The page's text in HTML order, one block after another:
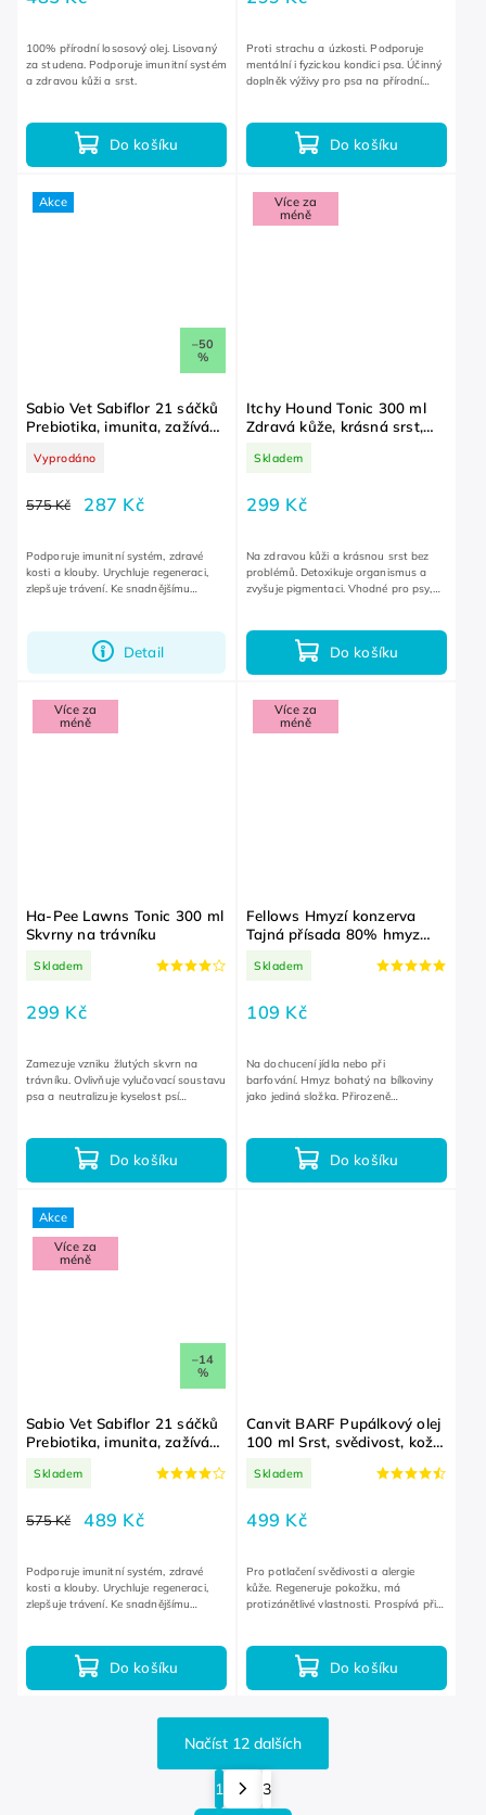
Do košíku
100% přírodní lososový olej. Lisovaný
za studena. Podporuje imunitní systém
a zdravou kůži a srst.
Do košíku
Proti strachu a úzkosti. Podporuje
mentální i fyzickou kondici psa. Účinný
doplněk výživy pro psa na přírodní
Akce
–50
%
Sabio Vet Sabiflor 21 sáčků
Prebiotika, imunita, zažívání,
Vyprodáno
575 Kč 287 Kč
Detail
Podporuje imunitní systém, zdravé
kosti a klouby. Urychluje regeneraci,
zlepšuje trávení. Ke snadnějšímu
Více za
méně
Itchy Hound Tonic 300 ml
Zdravá kůže, krásná srst,
Skladem
299 Kč
Do košíku
Na zdravou kůži a krásnou srst bez
problémů. Detoxikuje organismus a
zvyšuje pigmentaci. Vhodné pro psy,
Více za
méně
Ha-Pee Lawns Tonic 300 ml
Skvrny na trávníku
Skladem
299 Kč
Do košíku
Zamezuje vzniku žlutých skvrn na
trávníku. Ovlivňuje vylučovací soustavu
psa a neutralizuje kyselost psí
Více za
méně
Fellows Hmyzí konzerva
Tajná přísada 80% hmyz
Skladem
109 Kč
Do košíku
Na dochucení jídla nebo při
barfování. Hmyz bohatý na bílkoviny
jako jediná složka. Přirozeně
Akce
Více za
méně
–14
%
Sabio Vet Sabiflor 21 sáčků
Prebiotika, imunita, zažívání,
Skladem
575 Kč 489 Kč
Do košíku
Podporuje imunitní systém, zdravé
kosti a klouby. Urychluje regeneraci,
zlepšuje trávení. Ke snadnějšímu
Canvit BARF Pupálkový olej
100 ml Srst, svědivost, kožní
Skladem
499 Kč
Do košíku
Pro potlačení svědivosti a alergie
kůže. Regeneruje pokožku, má
protizánětlivé vlastnosti. Prospívá při
Načíst 12 dalších
1
3